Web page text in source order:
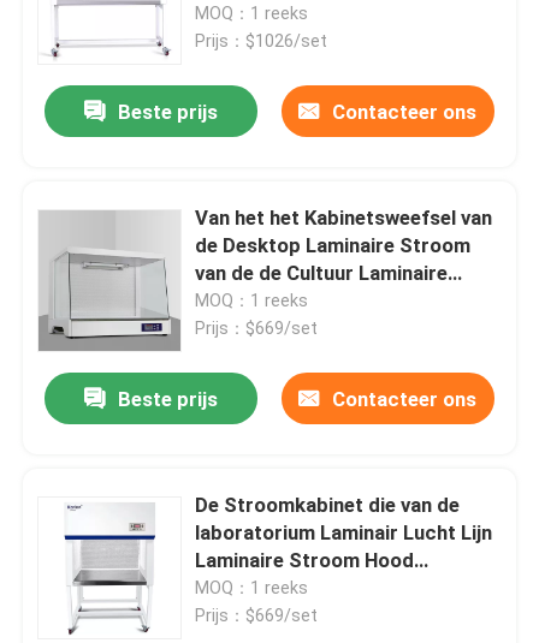
Luchtstroom Bank van de de
Luchtstroom Laminaire
MOQ：1 reeks
Prijs：$1026/set
Beste prijs Contacteer ons
Van het het Kabinetsweefsel van
de Desktop Laminaire Stroom
van de de Cultuur Laminaire
Lucht de Stroomkap
MOQ：1 reeks
Prijs：$669/set
Beste prijs Contacteer ons
De Stroomkabinet die van de
laboratorium Laminair Lucht Lijn
Laminaire Stroom Hood
Horizontal inenten
MOQ：1 reeks
Prijs：$669/set